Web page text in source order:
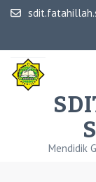
Skip
content
(Press
Enter)
Mendidik